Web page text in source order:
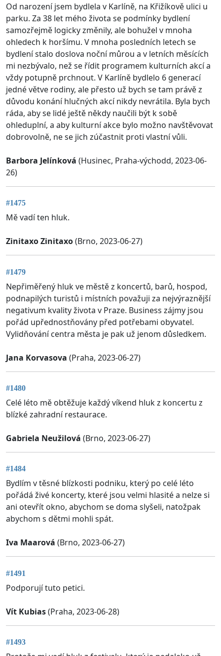
Od narození jsem bydlela v Karlíně, na Křižíkově ulici u
parku. Za 38 let mého života se podmínky bydlení
samozřejmě logicky změnily, ale bohužel v mnoha
ohledech k horšímu. V mnoha posledních letech se
bydlení stalo doslova noční můrou a v letních měsících
mi nezbývalo, než se řídit programem kulturních akcí a
vždy potupně prchnout. V Karlíně bydlelo 6 generací
jedné větve rodiny, ale přesto už bych se tam právě z
důvodu konání hlučných akcí nikdy nevrátila. Byla bych
ráda, aby se lidé ještě někdy naučili být k sobě
ohleduplní, a aby kulturní akce bylo možno navštěvovat
dobrovolně, ne se jich zúčastnit proti vlastní vůli.
Barbora Jelínková (Husinec, Praha-východd, 2023-06-
26)
#1475
Mě vadí ten hluk.
Zinitaxo Zinitaxo(Brno, 2023-06-27)
#1479
Nepřiměřený hluk ve městě z koncertů, barů, hospod,
podnapilých turistů i místních považuji za nejvýraznější
negativum kvality života v Praze. Business zájmy jsou
pořád upřednostňovány před potřebami obyvatel.
Vylidňování centra města je pak už jenom důsledkem.
Jana Korvasova (Praha, 2023-06-27)
#1480
Celé léto mě obtěžuje každý víkend hluk z koncertu z
blízké zahradní restaurace.
Gabriela Neužilová (Brno, 2023-06-27)
#1484
Bydlím v těsné blízkosti podniku, který po celé léto
pořádá živé koncerty, které jsou velmi hlasité a nelze si
ani otevřít okno, abychom se doma slyšeli, natožpak
abychom s dětmi mohli spát.
Iva Maarová (Brno, 2023-06-27)
#1491
Podporují tuto petici.
Vít Kubias(Praha, 2023-06-28)
#1493